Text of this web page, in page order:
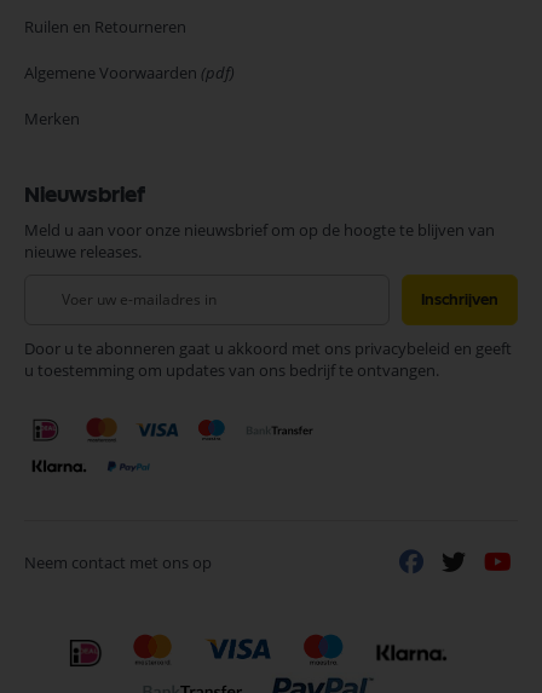
Ruilen en Retourneren
Algemene Voorwaarden (pdf)
Merken
Nieuwsbrief
Meld u aan voor onze nieuwsbrief om op de hoogte te blijven van
nieuwe releases.
onze
nieuwsbrief
Inschrijven
Door u te abonneren gaat u akkoord met ons privacybeleid en geeft
u toestemming om updates van ons bedrijf te ontvangen.
Neem contact met ons op